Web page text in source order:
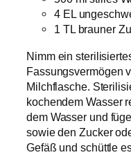
4 EL
1 TL brauner
Nimm ein
Fassungsvermögen
Milchflasche.
kochendem Wasser
dem Wasser und
sowie den Zucker
Gefäß und schüttle